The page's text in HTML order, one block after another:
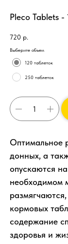
Pleco Tablets -
720 р.
Выберите объем
120 таблеток
250 таблеток
Оптимальное
донных, а
опускаются
необходимом
кормовых
содержание
здоровья и